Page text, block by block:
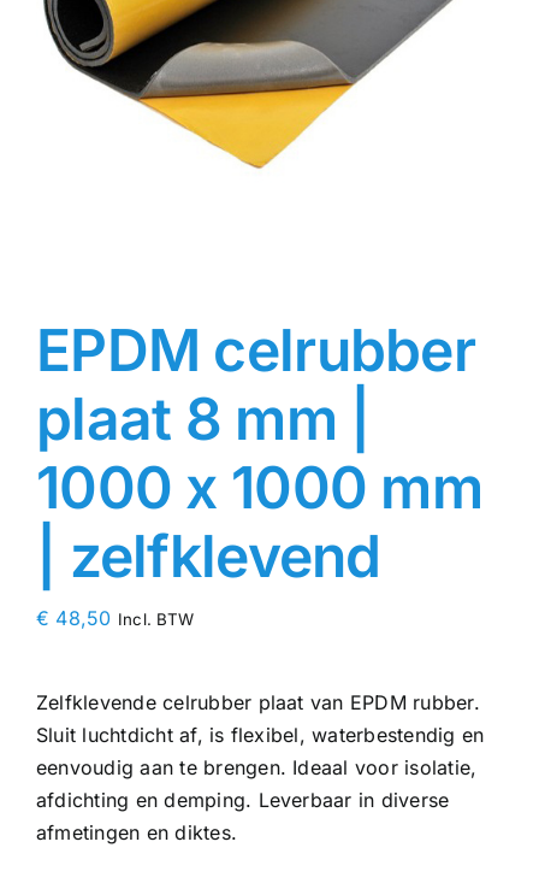
Contact
EPDM celrubber
plaat 8 mm |
1000 x 1000 mm
| zelfklevend
€ 48,50 Incl. BTW
Zelfklevende celrubber plaat van EPDM rubber.
Sluit luchtdicht af, is flexibel, waterbestendig en
eenvoudig aan te brengen. Ideaal voor isolatie,
afdichting en demping. Leverbaar in diverse
afmetingen en diktes.